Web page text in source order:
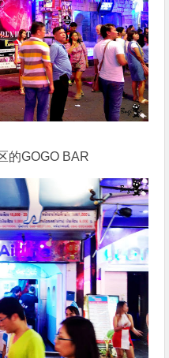
的GOGO BAR